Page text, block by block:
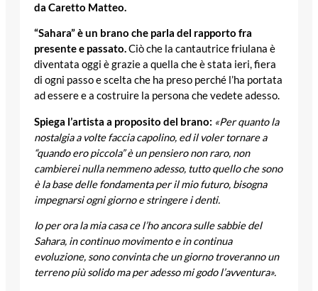
da Caretto Matteo.
“Sahara” è un brano che parla del rapporto fra
presente e passato.Ciò che la cantautrice friulana è
diventata oggi è grazie a quella che è stata ieri, fiera
di ogni passo e scelta che ha preso perché l’ha portata
ad essere e a costruire la persona che vedete adesso.
Spiega l’artista a proposito del brano: «Per quanto la
nostalgia a volte faccia capolino, ed il voler tornare a
“quando ero piccola” è un pensiero non raro, non
cambierei nulla nemmeno adesso, tutto quello che sono
è la base delle fondamenta per il mio futuro, bisogna
impegnarsi ogni giorno e stringere i denti.
Io per ora la mia casa ce l’ho ancora sulle sabbie del
Sahara, in continuo movimento e in continua
evoluzione, sono convinta che un giorno troveranno un
terreno più solido ma per adesso mi godo l’avventura».